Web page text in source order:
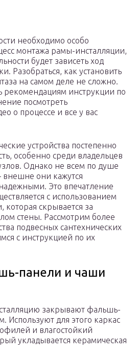
необходимо особо
монтажа рамы-инсталляции,
будет зависеть ход
Разобраться, как установить
на самом деле не сложно.
рекомендациям инструкции по
посмотреть
о процессе и все у вас
устройства постепенно
особенно среди владельцев
Однако не всем по душе
внешне они кажутся
Это впечатление
с использованием
которая скрывается за
стены. Рассмотрим более
подвесных сантехнических
с инструкцией по их
панели и чаши
закрывают фальшь-
Используют для этого каркас
и влагостойкий
укладывается керамическая